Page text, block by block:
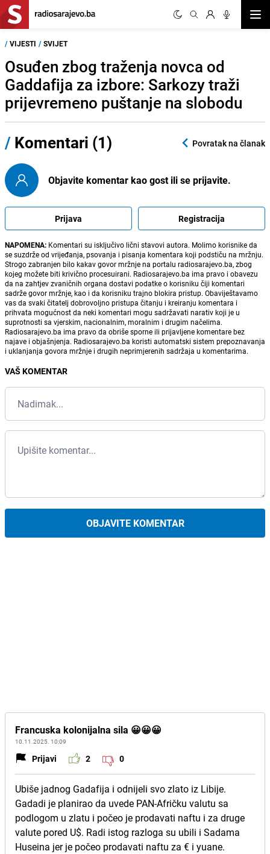
/ VIJESTI / SVIJET
Osuđen zbog traženja novca od
Gaddafija za izbore: Sarkozy traži
prijevremeno puštanje na slobodu
/ Komentari (1) Povratak na članak
Objavite komentar kao gost ili se prijavite.
Prijava Registracija
NAPOMENA: Komentari su isključivo lični stavovi autora. Molimo korisnike da
se suzdrže od vrijeđanja, psovanja i pisanja komentara koji podstiču na mržnju.
Strogo zabranjen bilo kakav govor mržnje na portalu radiosarajevo.ba, zbog
kojeg možete biti krivično procesuirani. Radiosarajevo.ba ima pravo i obavezu
da na zahtjev zvaničnih organa dostavi podatke o korisniku čiji komentari
sadrže govor mržnje, kao i da korisniku trajno blokira pristup. Obaviještavamo
vas da svaki čitatelj dobrovoljno pristupa čitanju i kreiranju komentara i
prihvata mogućnost da neki komentari mogu sadržavati narativ koji je u
suprotnosti sa vjerskim, nacionalnim, moralnim i drugim načelima.
Radiosarajevo.ba ima pravo da obriše sporne ili prijavljene komentare bez
najave i objašnjenja. Radiosarajevo.ba koristi automatski sistem prepoznavanja
i uklanjanja govora mržnje i drugih neprimjerenih sadržaja u komentarima.
VAŠ KOMENTAR
OBJAVITE KOMENTAR
Francuska kolonijalna sila 😀😀😀
10.11.2025. 10:09
Prijavi 2 0
Ubiše jadnog Gadafija i odnijeli svo zlato iz Libije.
Gadadi je planirao da uvede PAN-Afričku valutu sa
podlogom u zlatu i počeo je prodavati naftu i za druge
valute pored U$. Radi istog razloga su ubili i Sadama
Huseina jer je počeo prodavati naftu za € i yuane.